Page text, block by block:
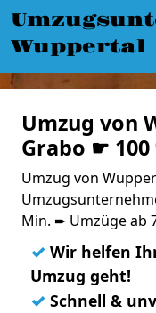
Wuppertal
Umzug von
Grabo ☛
Umzug von
Min. ➨ Umzüge ab
✓ Wir helfen
Umzug geht!
✓ Schnell &